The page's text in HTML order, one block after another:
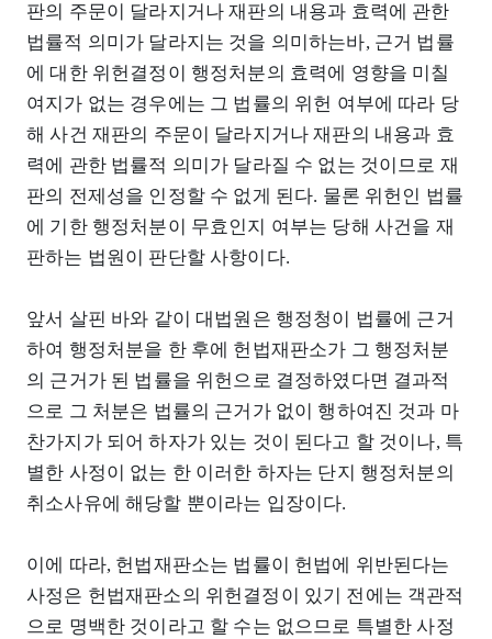
판의 주문이 달라지거나 재판의 내용과 효력에 관한
법률적 의미가 달라지는 것을 의미하는바, 근거 법률
에 대한 위헌결정이 행정처분의 효력에 영향을 미칠
여지가 없는 경우에는 그 법률의 위헌 여부에 따라 당
해 사건 재판의 주문이 달라지거나 재판의 내용과 효
력에 관한 법률적 의미가 달라질 수 없는 것이므로 재
판의 전제성을 인정할 수 없게 된다. 물론 위헌인 법률
에 기한 행정처분이 무효인지 여부는 당해 사건을 재
판하는 법원이 판단할 사항이다.
앞서 살핀 바와 같이 대법원은 행정청이 법률에 근거
하여 행정처분을 한 후에 헌법재판소가 그 행정처분
의 근거가 된 법률을 위헌으로 결정하였다면 결과적
으로 그 처분은 법률의 근거가 없이 행하여진 것과 마
찬가지가 되어 하자가 있는 것이 된다고 할 것이나, 특
별한 사정이 없는 한 이러한 하자는 단지 행정처분의
취소사유에 해당할 뿐이라는 입장이다.
이에 따라, 헌법재판소는 법률이 헌법에 위반된다는
사정은 헌법재판소의 위헌결정이 있기 전에는 객관적
으로 명백한 것이라고 할 수는 없으므로 특별한 사정